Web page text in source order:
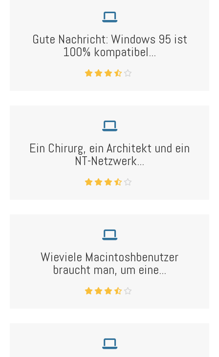
Gute Nachricht: Windows 95 ist
100% kompatibel...
Ein Chirurg, ein Architekt und ein
NT-Netzwerk...
Wieviele Macintoshbenutzer
braucht man, um eine...